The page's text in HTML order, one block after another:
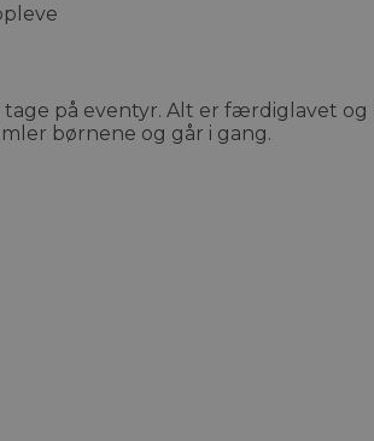
på eventyr. Alt er færdiglavet
børnene og går i gang.